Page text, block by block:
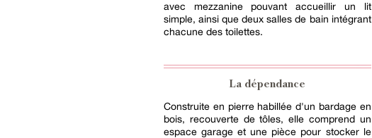
avec mezzanine pouvant accueillir un lit
simple, ainsi que deux salles de bain intégrant
chacune des toilettes.
La dépendance
Construite en pierre habillée d'un bardage en
bois, recouverte de tôles, elle comprend un
espace garage et une pièce pour stocker le